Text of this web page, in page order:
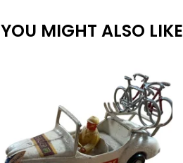
YOU MIGHT ALSO LIKE